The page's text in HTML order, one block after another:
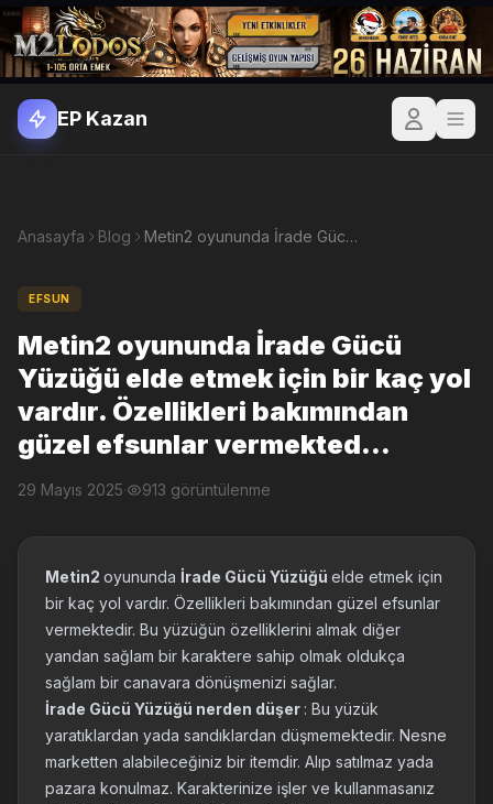
EP Kazan
Anasayfa Blog Metin2 oyununda İrade Gücü Yüzüğü elde etmek için bir kaç yol vardır. Özellikleri bakımından güzel efsunlar vermekted...
EFSUN
Metin2 oyununda İrade Gücü
Yüzüğü elde etmek için bir kaç yol
vardır. Özellikleri bakımından
güzel efsunlar vermekted...
29 Mayıs 2025· 913 görüntülenme
Metin2 oyununda İrade Gücü Yüzüğü elde etmek için
bir kaç yol vardır. Özellikleri bakımından güzel efsunlar
vermektedir. Bu yüzüğün özelliklerini almak diğer
yandan sağlam bir karaktere sahip olmak oldukça
sağlam bir canavara dönüşmenizi sağlar.
İrade Gücü Yüzüğü nerden düşer : Bu yüzük
yaratıklardan yada sandıklardan düşmemektedir. Nesne
marketten alabileceğiniz bir itemdir. Alıp satılmaz yada
pazara konulmaz. Karakterinize işler ve kullanmasanız